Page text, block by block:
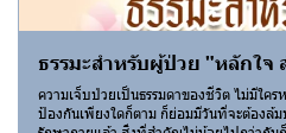
ธรรมะสำหรับผู้ป่วย "หลักใจ
ความเจ็บป่วยเป็นธรรมดาของชีวิต ไม่มีใค
ป้องกันเพียงใดก็ตาม ก็ย่อมมีวันที่จะต้องล้ม